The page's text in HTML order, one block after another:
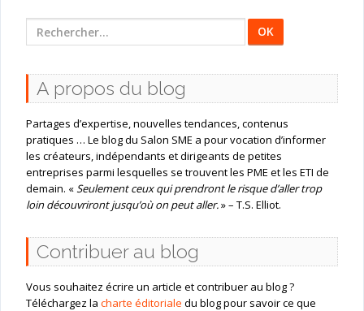
Rechercher
:
A propos du blog
Partages d’expertise, nouvelles tendances, contenus
pratiques … Le blog du Salon SME a pour vocation d’informer
les créateurs, indépendants et dirigeants de petites
entreprises parmi lesquelles se trouvent les PME et les ETI de
demain. «Seulement ceux qui prendront le risque d’aller trop
loin découvriront jusqu’où on peut aller.» – T.S. Elliot.
Contribuer au blog
Vous souhaitez écrire un article et contribuer au blog ?
Téléchargez la charte éditoriale du blog pour savoir ce que